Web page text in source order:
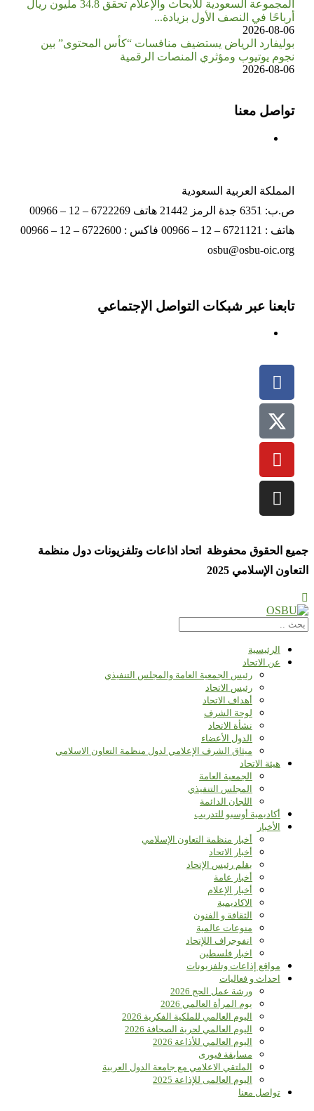
المجموعة السعودية للأبحاث والإعلام تحقق 34.8 مليون ريال
أرباحًا في النصف الأول بزيادة...
2026-08-06
بوليفارد الرياض يستضيف منافسات “كأس المحتوى” بين
نجوم يوتيوب ومؤثري المنصات الرقمية
2026-08-06
تواصل معنا
المملكة العربية السعودية
ص.ب: 6351 جدة الرمز 21442 هاتف 6722269 – 12 – 00966
هاتف : 6721121 – 12 – 00966 فاكس : 6722600 – 12 – 00966
osbu@osbu-oic.org
تابعنا عبر شبكات التواصل الإجتماعي
جميع الحقوق محفوظة اتحاد اذاعات وتلفزيونات دول منظمة
التعاون الإسلامي 2025
الرئيسية
عن الاتحاد
رئيس الجمعية العامة والمجلس التنفيذي
رئيس الاتحاد
أهداف الاتحاد
لوحة الشرف
نشأة الاتحاد
الدول الأعضاء
ميثاق الشرف الإعلامي لدول منظمة التعاون الاسلامي
هيئة الاتحاد
الجمعية العامة
المجلس التنفيذي
اللجان الدائمة
أكاديمية أوسبو للتدريب
الأخبار
أخبار منظمة التعاون الإسلامي
أخبار الاتحاد
بقلم رئيس الإتحاد
أخبار عامة
أخبار الإعلام
الاكاديمية
الثقافة و الفنون
منوعات عالمية
انفوجراف اللإتحاد
اخبار فلسطين
مواقع إذاعات وتلفزيونات
احداث و فعاليات
ورشة عمل الحج 2026
يوم المرأة العالمي 2026
اليوم العالمي للملكية الفكرية 2026
اليوم العالمي لحرية الصحافة 2026
اليوم العالمي للأذاعة 2026
مسابقة فيورى
الملتقي الاعلامي مع جامعة الدول العربية
اليوم العالمى للإذاعة 2025
تواصل معنا